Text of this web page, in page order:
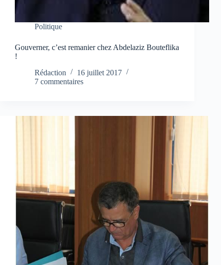
Politique
Gouverner, c’est remanier chez Abdelaziz Bouteflika
!
Rédaction
16 juillet 2017
7 commentaires